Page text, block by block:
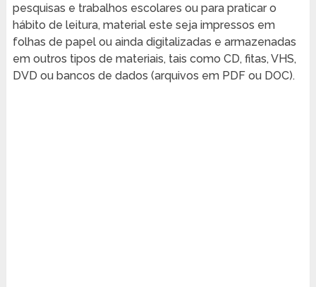
pesquisas e trabalhos escolares ou para praticar o
hábito de leitura, material este seja impressos em
folhas de papel ou ainda digitalizadas e armazenadas
em outros tipos de materiais, tais como CD, fitas, VHS,
DVD ou bancos de dados (arquivos em PDF ou DOC).